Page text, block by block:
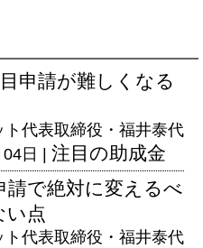
申請が難しくなる
ト代表取締役・福井泰代
日 | 注目の助成金
請で絶対に変えるべ
い点
ト代表取締役・福井泰代